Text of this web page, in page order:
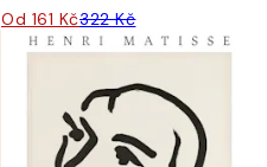
Od 161 Kč322 Kč